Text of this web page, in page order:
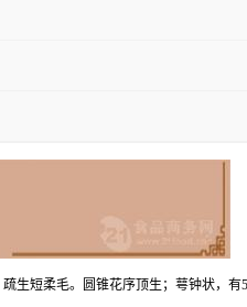
短柔毛。圆锥花序顶生；萼钟状，